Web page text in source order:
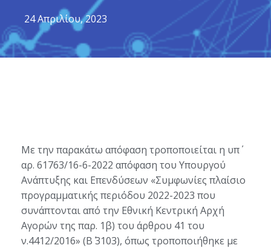
24 Απριλίου, 2023
Με την παρακάτω απόφαση τροποποιείται η υπ΄
αρ. 61763/16-6-2022 απόφαση του Υπουργού
Ανάπτυξης και Επενδύσεων «Συμφωνίες πλαίσιο
προγραμματικής περιόδου 2022-2023 που
συνάπτονται από την Εθνική Κεντρική Αρχή
Αγορών της παρ. 1β) του άρθρου 41 του
ν.4412/2016» (Β΄ 3103), όπως τροποποιήθηκε με